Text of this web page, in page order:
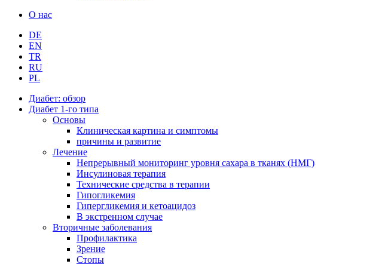
О нас
DE
EN
TR
RU
PL
Диабет: обзор
Диабет 1-го типа
Основы
Клиническая картина и симптомы
причины и развитие
Лечение
Непрерывный мониторинг уровня сахара в тканях (НМГ)
Инсулиновая терапия
Технические средства в терапии
Гипогликемия
Гипергликемия и кетоацидоз
В экстренном случае
Вторичные заболевания
Профилактика
Зрение
Стопы